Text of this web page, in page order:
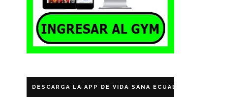
DESCARGA LA APP DE VIDA SANA ECUADOR